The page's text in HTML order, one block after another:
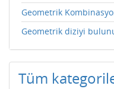
Geometrik
Geometrik diziyi
Tüm